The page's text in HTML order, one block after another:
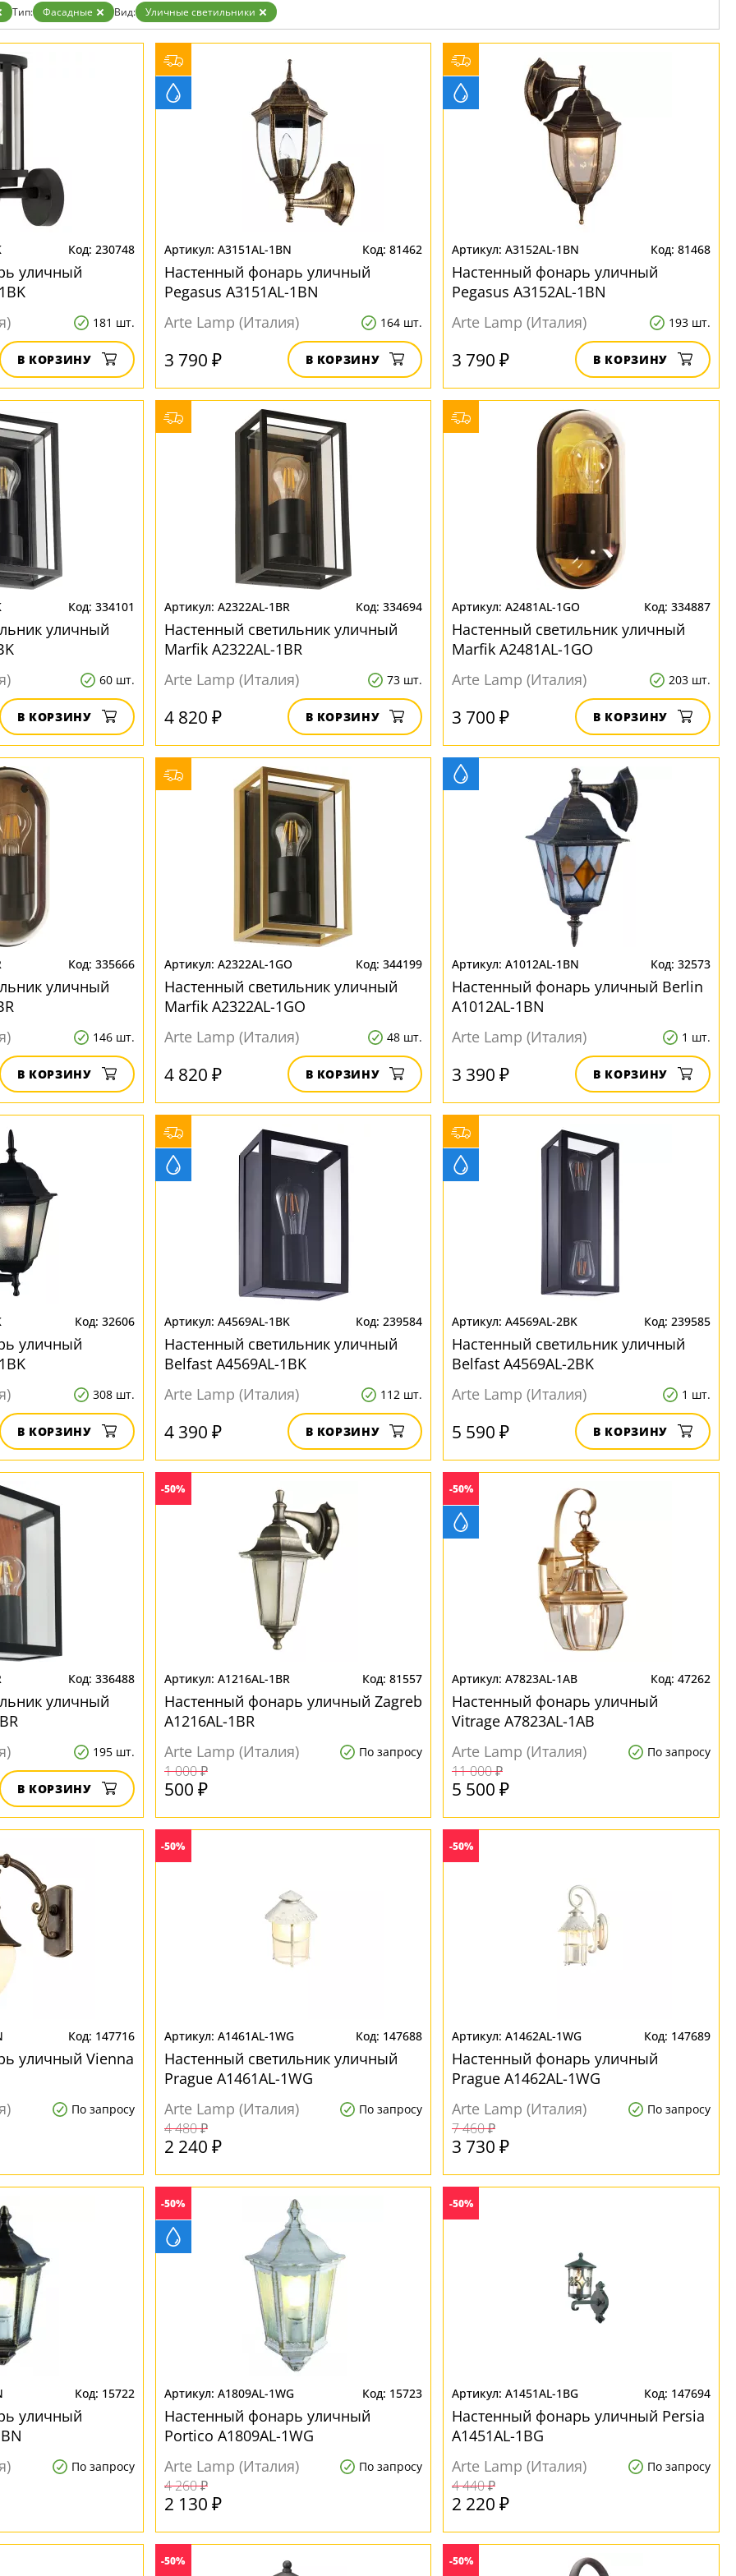
Бронза
Золото
Прозрачные
Тип: Фасадные Вид: Уличные светильники
230748
уличный
181 шт.
В КОРЗИНУ
A3151AL-1BN 81462
Настенный фонарь уличный
Pegasus A3151AL-1BN
Arte Lamp (Италия)
164 шт.
3 790 ₽ В КОРЗИНУ
A3152AL-1BN 81468
Настенный фонарь уличный
Pegasus A3152AL-1BN
Arte Lamp (Италия)
193 шт.
3 790 ₽ В КОРЗИНУ
334101
уличный
60 шт.
В КОРЗИНУ
A2322AL-1BR 334694
Настенный светильник уличный
Marfik A2322AL-1BR
Arte Lamp (Италия)
73 шт.
4 820 ₽ В КОРЗИНУ
A2481AL-1GO 334887
Настенный светильник уличный
Marfik A2481AL-1GO
Arte Lamp (Италия)
203 шт.
3 700 ₽ В КОРЗИНУ
335666
уличный
146 шт.
В КОРЗИНУ
A2322AL-1GO 344199
Настенный светильник уличный
Marfik A2322AL-1GO
Arte Lamp (Италия)
48 шт.
4 820 ₽ В КОРЗИНУ
A1012AL-1BN 32573
Настенный фонарь уличный Berlin
A1012AL-1BN
Arte Lamp (Италия)
1 шт.
3 390 ₽ В КОРЗИНУ
32606
уличный
308 шт.
В КОРЗИНУ
A4569AL-1BK 239584
Настенный светильник уличный
Belfast A4569AL-1BK
Arte Lamp (Италия)
112 шт.
4 390 ₽ В КОРЗИНУ
A4569AL-2BK 239585
Настенный светильник уличный
Belfast A4569AL-2BK
Arte Lamp (Италия)
1 шт.
5 590 ₽ В КОРЗИНУ
336488
уличный
195 шт.
В КОРЗИНУ
-50%
A1216AL-1BR 81557
Настенный фонарь уличный Zagreb
A1216AL-1BR
Arte Lamp (Италия)
По запросу
1 000 ₽
500 ₽
-50%
A7823AL-1AB 47262
Настенный фонарь уличный
Vitrage A7823AL-1AB
Arte Lamp (Италия)
По запросу
11 000 ₽
5 500 ₽
147716
уличный Vienna
По запросу
-50%
A1461AL-1WG 147688
Настенный светильник уличный
Prague A1461AL-1WG
Arte Lamp (Италия)
По запросу
4 480 ₽
2 240 ₽
-50%
A1462AL-1WG 147689
Настенный фонарь уличный
Prague A1462AL-1WG
Arte Lamp (Италия)
По запросу
7 460 ₽
3 730 ₽
15722
уличный
По запросу
-50%
A1809AL-1WG 15723
Настенный фонарь уличный
Portico A1809AL-1WG
Arte Lamp (Италия)
По запросу
4 260 ₽
2 130 ₽
-50%
A1451AL-1BG 147694
Настенный фонарь уличный Persia
A1451AL-1BG
Arte Lamp (Италия)
По запросу
4 440 ₽
2 220 ₽
-50% -50%